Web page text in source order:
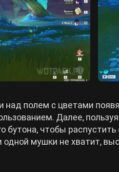
и над полем с цветами
Далее,
бутона, чтобы
одной мушки не хватит,